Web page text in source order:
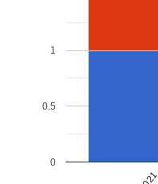
0
0.5
1